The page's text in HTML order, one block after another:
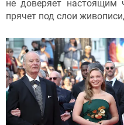
не доверяет настоящим
прячет под слои